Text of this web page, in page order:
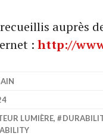
auprès
: http://
LUMIÈRE,